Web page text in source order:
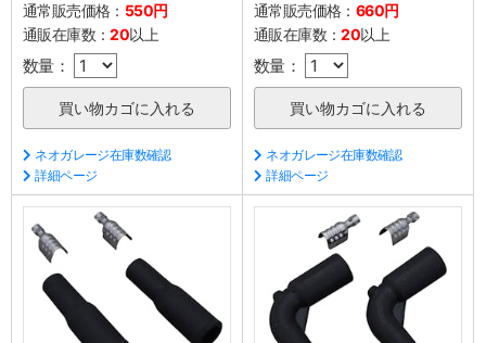
通常販売価格： 550円
通販在庫数：20以上
数量：
ネオガレージ在庫数確認
詳細ページ
通常販売価格： 660円
通販在庫数：20以上
数量：
ネオガレージ在庫数確認
詳細ページ